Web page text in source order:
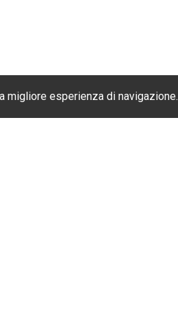
migliore esperienza di navigazione.